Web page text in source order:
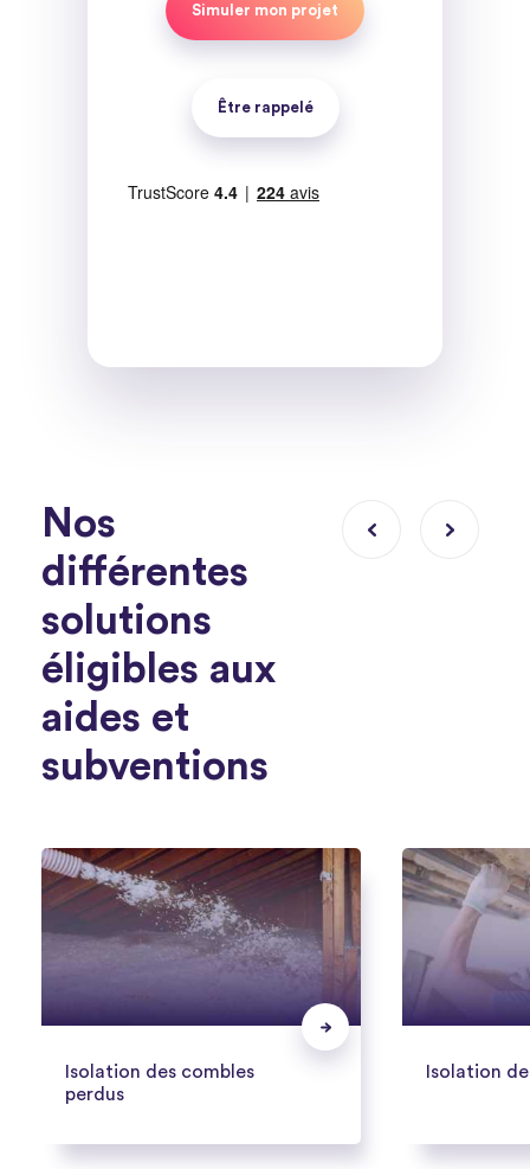
Simuler mon projet
Être rappelé
Nos
différentes
solutions
éligibles aux
aides et
subventions
Isolation des combles
perdus
Isolation